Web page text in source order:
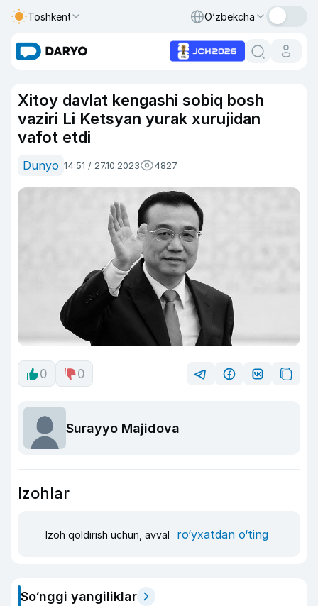
Toshkent O‘zbekcha
Xitoy davlat kengashi sobiq bosh
vaziri Li Ketsyan yurak xurujidan
vafot etdi
Dunyo 14:51 / 27.10.2023 4827
0 0
Surayyo Majidova
Izohlar
Izoh qoldirish uchun, avval ro‘yxatdan o‘ting
So‘nggi yangiliklar